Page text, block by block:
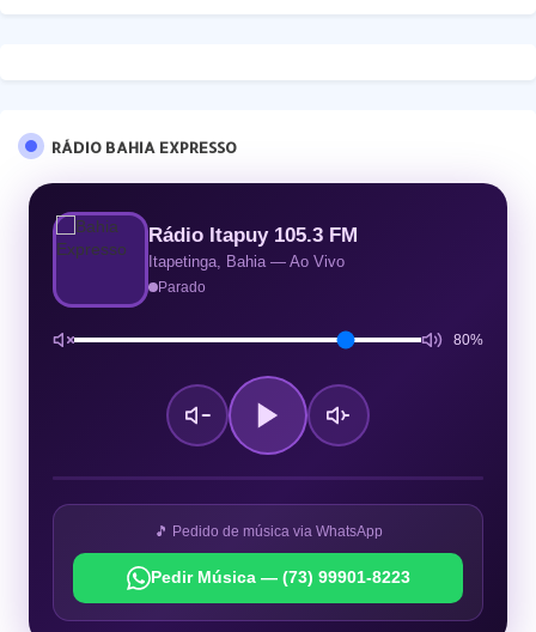
RÁDIO BAHIA EXPRESSO
Rádio Itapuy 105.3 FM
Itapetinga, Bahia — Ao Vivo
Parado
80%
🎵 Pedido de música via WhatsApp
Pedir Música — (73) 99901-8223